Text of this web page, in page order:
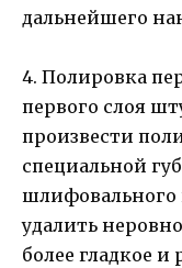
дальнейшего
4. Полировка
первого слоя
произвести
специальной
шлифовального
удалить
более гладкое